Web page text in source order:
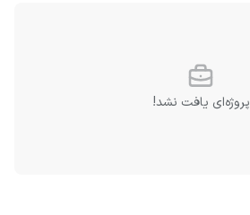
پروژه‌ای یافت نشد!